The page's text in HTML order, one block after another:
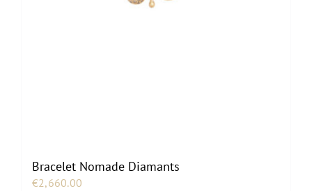
Bracelet Nomade Diamants
€2,660.00